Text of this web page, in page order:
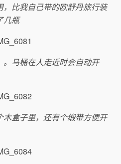
比我自己带的欧舒丹旅行装
几瓶
马桶在人走近时会自动开
盒子里，还有个缎带方便开